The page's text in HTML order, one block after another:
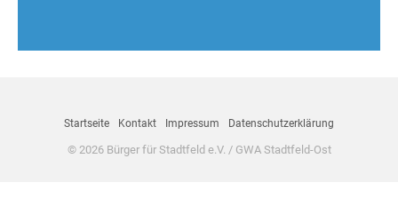
Startseite Kontakt Impressum Datenschutzerklärung
© 2026 Bürger für Stadtfeld e.V. / GWA Stadtfeld-Ost